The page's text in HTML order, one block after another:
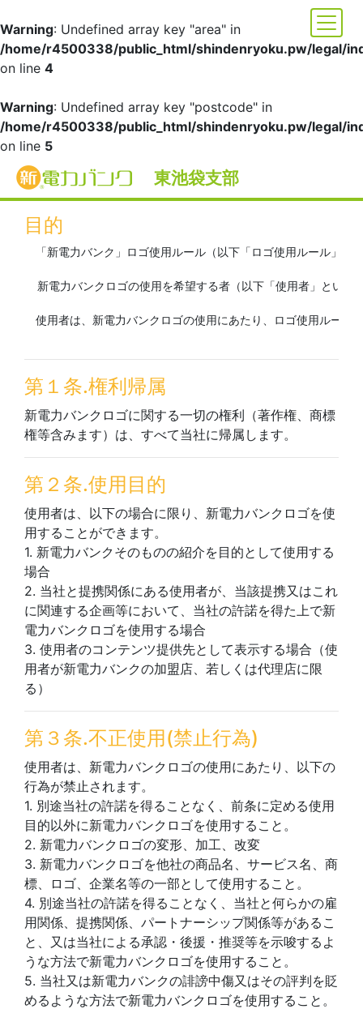
Warning: Undefined array key "area" in
/home/r4500338/public_html/shindenryoku.pw/legal/
on line 4
Warning: Undefined array key "postcode" in
/home/r4500338/public_html/shindenryoku.pw/legal/
on line 5
東池袋支部
新電力バンクロゴ使用ルール
目的
「新電力バンク」ロゴ使用ルール（以下「ロゴ使用ルール」と
新電力バンクロゴの使用を希望する者（以下「使用者」とい
使用者は、新電力バンクロゴの使用にあたり、ロゴ使用ルール
第１条.権利帰属
新電力バンクロゴに関する一切の権利（著作権、商標
権等含みます）は、すべて当社に帰属します。
第２条.使用目的
使用者は、以下の場合に限り、新電力バンクロゴを使
用することができます。
1. 新電力バンクそのものの紹介を目的として使用する
場合
2. 当社と提携関係にある使用者が、当該提携又はこれ
に関連する企画等において、当社の許諾を得た上で新
電力バンクロゴを使用する場合
3. 使用者のコンテンツ提供先として表示する場合（使
用者が新電力バンクの加盟店、若しくは代理店に限
る）
第３条.不正使用(禁止行為)
使用者は、新電力バンクロゴの使用にあたり、以下の
行為が禁止されます。
1. 別途当社の許諾を得ることなく、前条に定める使用
目的以外に新電力バンクロゴを使用すること。
2. 新電力バンクロゴの変形、加工、改変
3. 新電力バンクロゴを他社の商品名、サービス名、商
標、ロゴ、企業名等の一部として使用すること。
4. 別途当社の許諾を得ることなく、当社と何らかの雇
用関係、提携関係、パートナーシップ関係等があるこ
と、又は当社による承認・後援・推奨等を示唆するよ
うな方法で新電力バンクロゴを使用すること。
5. 当社又は新電力バンクの誹謗中傷又はその評判を貶
めるような方法で新電力バンクロゴを使用すること。